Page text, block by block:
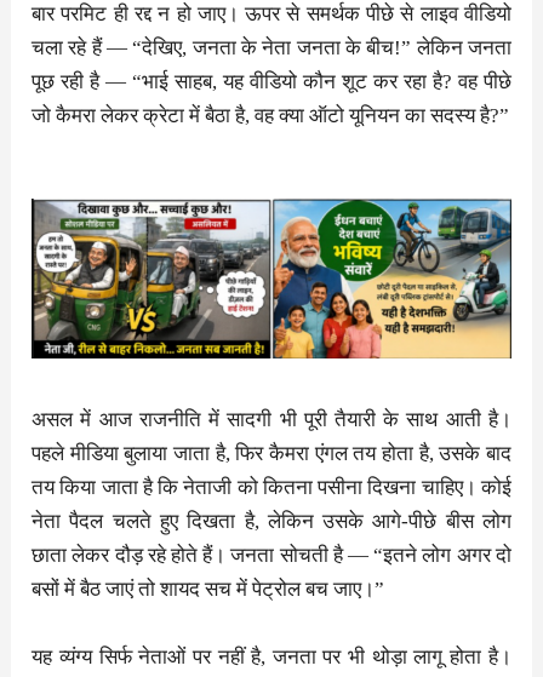
बार परमिट ही रद्द न हो जाए। ऊपर से समर्थक पीछे से लाइव वीडियो
चला रहे हैं — “देखिए, जनता के नेता जनता के बीच!” लेकिन जनता
पूछ रही है — “भाई साहब, यह वीडियो कौन शूट कर रहा है? वह पीछे
जो कैमरा लेकर क्रेटा में बैठा है, वह क्या ऑटो यूनियन का सदस्य है?”
असल में आज राजनीति में सादगी भी पूरी तैयारी के साथ आती है।
पहले मीडिया बुलाया जाता है, फिर कैमरा एंगल तय होता है, उसके बाद
तय किया जाता है कि नेताजी को कितना पसीना दिखना चाहिए। कोई
नेता पैदल चलते हुए दिखता है, लेकिन उसके आगे-पीछे बीस लोग
छाता लेकर दौड़ रहे होते हैं। जनता सोचती है — “इतने लोग अगर दो
बसों में बैठ जाएं तो शायद सच में पेट्रोल बच जाए।”
यह व्यंग्य सिर्फ नेताओं पर नहीं है, जनता पर भी थोड़ा लागू होता है।